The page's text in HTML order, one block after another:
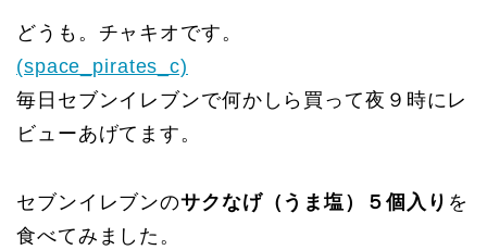
どうも。チャキオです。
(space_pirates_c)
毎日セブンイレブンで何かしら買って夜９時にレ
ビューあげてます。
セブンイレブンのサクなげ（うま塩）５個入り を
食べてみました。